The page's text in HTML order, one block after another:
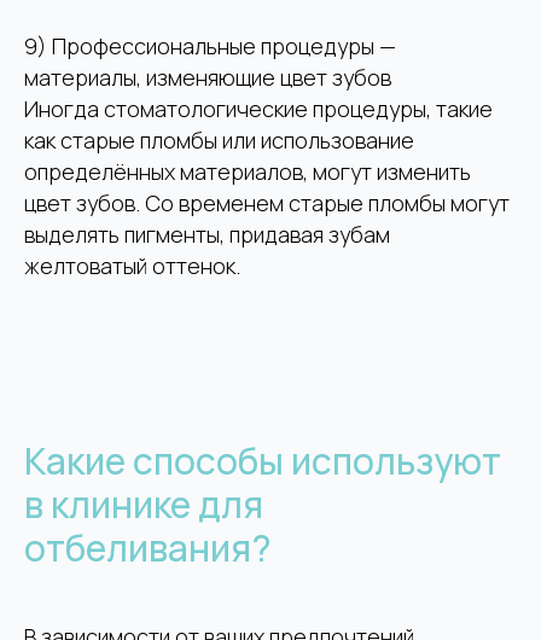
9) Профессиональные процедуры —
материалы, изменяющие цвет зубов
Иногда стоматологические процедуры, такие
как старые пломбы или использование
определённых материалов, могут изменить
цвет зубов. Со временем старые пломбы могут
выделять пигменты, придавая зубам
желтоватый оттенок.
Какие способы используют
в клинике для
отбеливания?